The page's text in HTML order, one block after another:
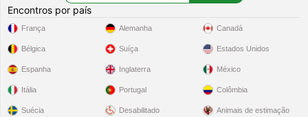
Encontros por país
França
Bélgica
Espanha
Itália
Suécia
Alemanha
Suíça
Inglaterra
Portugal
Desabilitado
Canadá
Estados Unidos
México
Colômbia
Animais de estimação